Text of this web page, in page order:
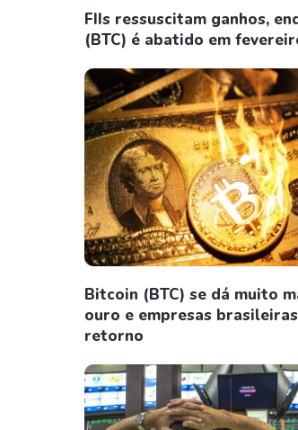
FIIs ressuscitam ganhos,
(BTC) é abatido em
Bitcoin (BTC) se dá muito
ouro e empresas
retorno